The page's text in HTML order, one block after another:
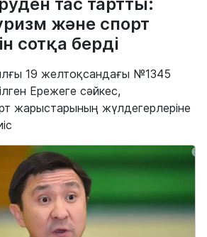
және спорт
сотқа берді
19 желтоқсандағы №1345
Ережеге сәйкес,
жарыстарының жүлдегерлеріне